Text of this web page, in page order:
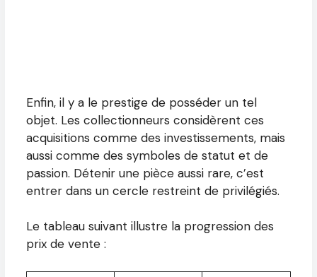
Enfin, il y a le prestige de posséder un tel
objet. Les collectionneurs considèrent ces
acquisitions comme des investissements, mais
aussi comme des symboles de statut et de
passion. Détenir une pièce aussi rare, c’est
entrer dans un cercle restreint de privilégiés.
Le tableau suivant illustre la progression des
prix de vente :